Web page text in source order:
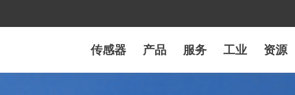
传感器 产品 服务 工业 资源